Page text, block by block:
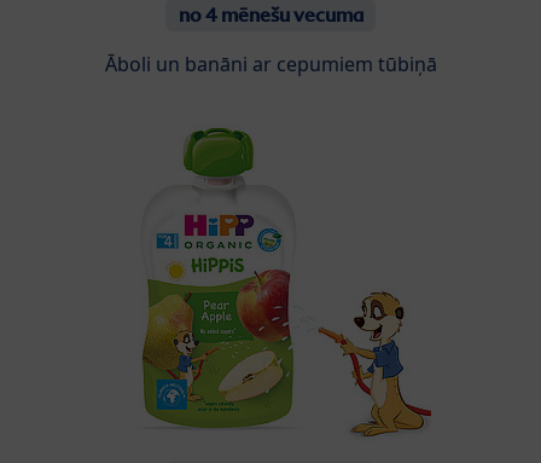
no 4 mēnešu vecuma
Āboli un banāni ar cepumiem tūbiņā